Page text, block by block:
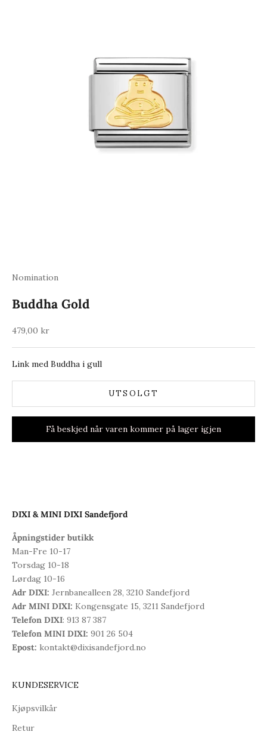
Nomination
Buddha Gold
Salgspris
479,00 kr
Link med Buddha i gull
UTSOLGT
Få beskjed når varen kommer på lager igjen
DIXI & MINI DIXI Sandefjord
Åpningstider butikk
Man-Fre 10-17
Torsdag 10-18
Lørdag 10-16
Adr DIXI: Jernbanealleen 28, 3210 Sandefjord
Adr MINI DIXI: Kongensgate 15, 3211 Sandefjord
Telefon DIXI: 913 87 387
Telefon MINI DIXI: 901 26 504
Epost: kontakt@dixisandefjord.no
KUNDESERVICE
Kjøpsvilkår
Retur